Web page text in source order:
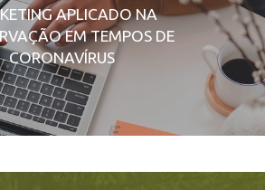
APLICADO NA
EM TEMPOS DE
CORONAVÍRUS